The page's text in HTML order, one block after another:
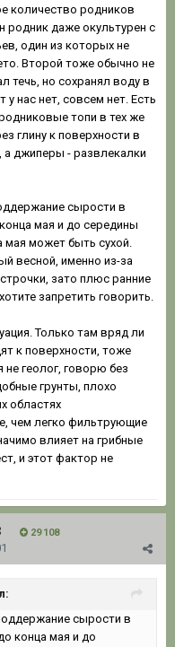
количество родников
родник даже окультурен с
один из которых не
Второй тоже обычно не
течь, но сохранял воду в
нас нет, совсем нет. Есть
топи в тех же
глину к поверхности в
а джиперы - развлекалки
сырости в
мая и до середины
мая может быть сухой.
весной, именно из-за
зато плюс ранние
запретить говорить.
Только там вряд ли
к поверхности, тоже
геолог, говорю без
грунты, плохо
областях
чем легко фильтрующие
влияет на грибные
и этот фактор не
29 108
сырости в
конца мая и до